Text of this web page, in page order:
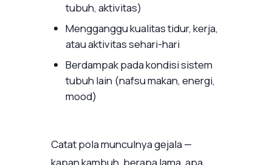
tubuh, aktivitas)
Mengganggu kualitas tidur, kerja,
atau aktivitas sehari-hari
Berdampak pada kondisi sistem
tubuh lain (nafsu makan, energi,
mood)
Catat pola munculnya gejala —